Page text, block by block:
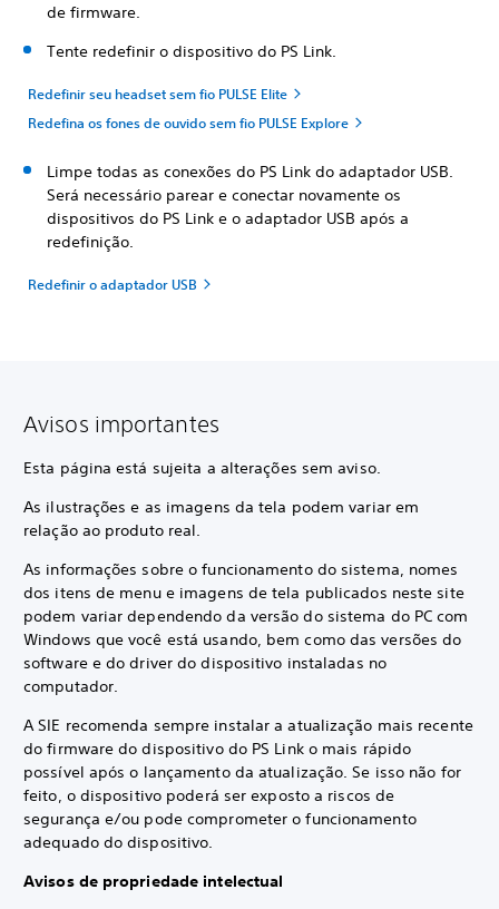
de firmware.
Tente redefinir o dispositivo do PS Link.
Redefinir seu headset sem fio PULSE Elite
Redefina os fones de ouvido sem fio PULSE Explore
Limpe todas as conexões do PS Link do adaptador USB.
Será necessário parear e conectar novamente os
dispositivos do PS Link e o adaptador USB após a
redefinição.
Redefinir o adaptador USB
Avisos importantes
Esta página está sujeita a alterações sem aviso.
As ilustrações e as imagens da tela podem variar em
relação ao produto real.
As informações sobre o funcionamento do sistema, nomes
dos itens de menu e imagens de tela publicados neste site
podem variar dependendo da versão do sistema do PC com
Windows que você está usando, bem como das versões do
software e do driver do dispositivo instaladas no
computador.
A SIE recomenda sempre instalar a atualização mais recente
do firmware do dispositivo do PS Link o mais rápido
possível após o lançamento da atualização. Se isso não for
feito, o dispositivo poderá ser exposto a riscos de
segurança e/ou pode comprometer o funcionamento
adequado do dispositivo.
Avisos de propriedade intelectual